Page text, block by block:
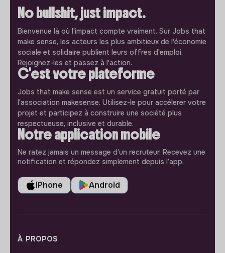
No bullshit, just impact.
Bienvenue là où l'impact compte vraiment. Sur Jobs that
make sense, les acteurs les plus ambitieux de l'économie
sociale et solidaire publient leurs offres d'emploi.
Rejoignez-les et passez à l'action.
C'est votre plateforme
Jobs that make sense est un service gratuit porté par
l'association makesense. Utilisez-le pour accélerer votre
projet et participez à construire une société plus
respectueuse, inclusive et durable.
Notre application mobile
Ne ratez jamais un message d’un recruteur. Recevez une
notification et répondez simplement depuis l’app.
iPhone Android
À PROPOS